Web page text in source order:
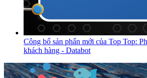
Công bố sản phẩn mới của Top Top:
khách hàng - Databot